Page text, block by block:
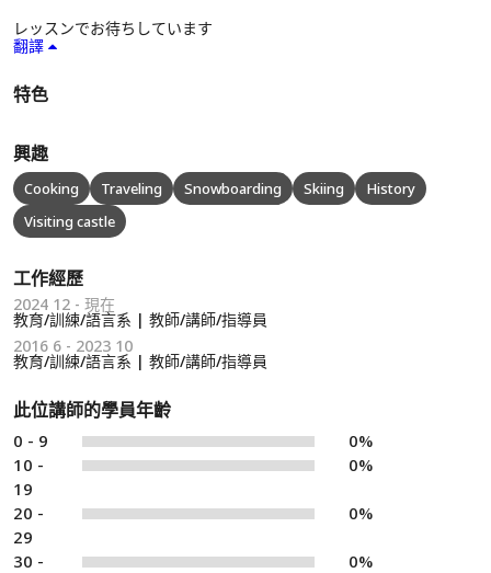
レッスンでお待ちしています
翻譯
特色
興趣
Cooking Traveling Snowboarding Skiing
History
Visiting castle
工作經歷
2024 12 - 現在
教育/訓練/語言系 | 教師/講師/指導員
2016 6 - 2023 10
教育/訓練/語言系 | 教師/講師/指導員
此位講師的學員年齡
0 - 9
0%
10 -
19
0%
20 -
29
0%
30 -
0%